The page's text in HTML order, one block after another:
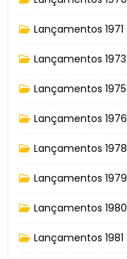
Lançamentos 1971
Lançamentos 1973
Lançamentos 1975
Lançamentos 1976
Lançamentos 1978
Lançamentos 1979
Lançamentos 1980
Lançamentos 1981